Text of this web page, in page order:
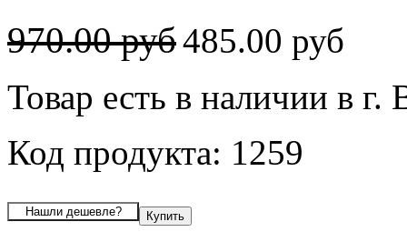
970.00 руб485.00 руб
Товар есть в наличии в г.
Код продукта: 1259